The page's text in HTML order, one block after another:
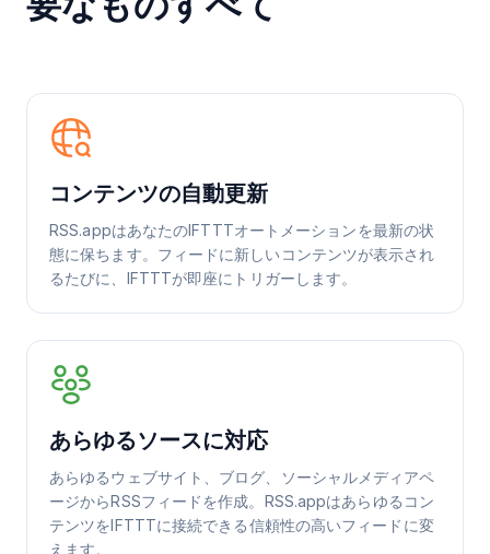
コンテンツの自動更新
RSS.appはあなたのIFTTTオートメーションを最新の状
態に保ちます。フィードに新しいコンテンツが表示され
るたびに、IFTTTが即座にトリガーします。
あらゆるソースに対応
あらゆるウェブサイト、ブログ、ソーシャルメディアペ
ージからRSSフィードを作成。RSS.appはあらゆるコン
テンツをIFTTTに接続できる信頼性の高いフィードに変
えます。